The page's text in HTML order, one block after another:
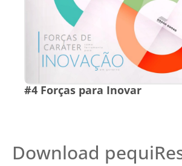
#4 Forças para Inovar
Download